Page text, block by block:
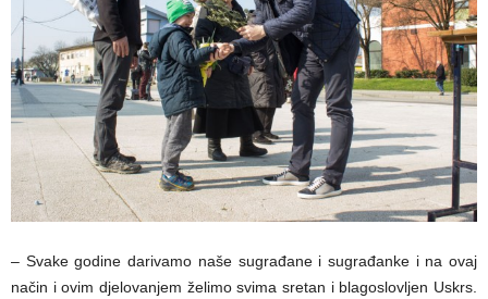
– Svake godine darivamo naše sugrađane i sugrađanke i na ovaj
način i ovim djelovanjem želimo svima sretan i blagoslovljen Uskrs.